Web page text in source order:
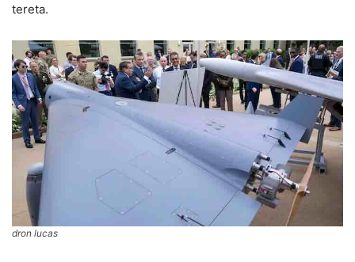
tereta.
dron lucas